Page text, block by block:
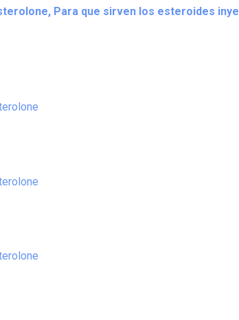
Para que sirven los esteroides